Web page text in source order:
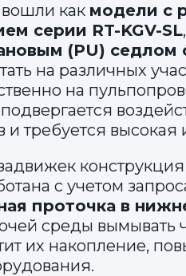
вошли как модели с
серии RT-KGV-SL
(PU) седлом
на различных
на
и требуется высокая
с учетом
проточка в
среды вымывать
их накопление,